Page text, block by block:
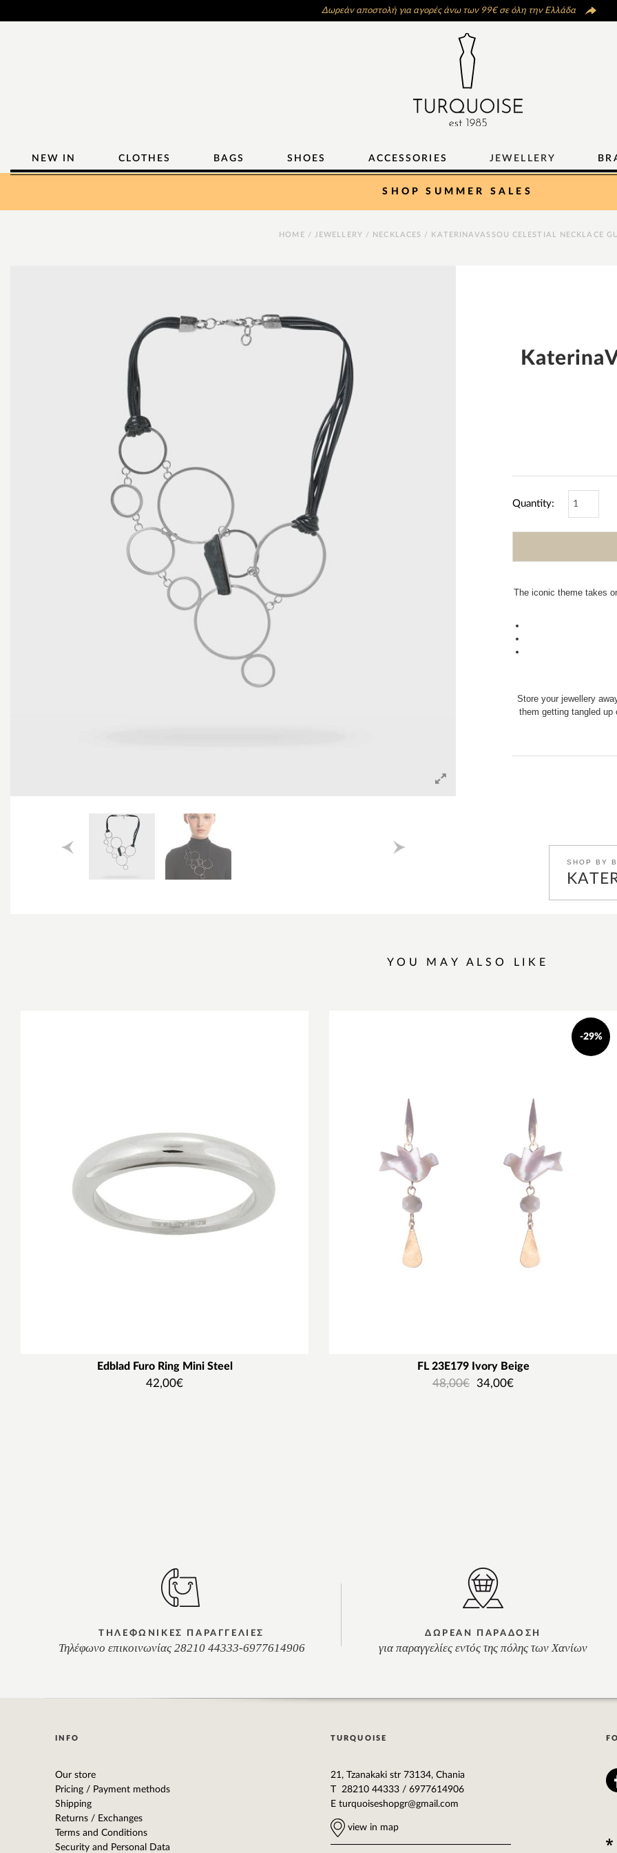
Δωρεάν αποστολή για αγορές άνω των 99€ σε όλη την Ελλάδα
NEW IN CLOTHES BAGS SHOES ACCESSORIES JEWELLERY
SHOP SUMMER SALES
HOME / JEWELLERY / NECKLACES / KATERINAVASSOU CELESTIAL NECKLACE
Quantity:
The iconic theme takes
Store your jewellery
them getting tangled
SHOP BY
YOU MAY ALSO LIKE
Edblad Furo Ring Mini Steel
42,00€
-29%
FL 23E179 Ιvory Beige
48,00€ 34,00€
ΤΗΛΕΦΩΝΙΚΕΣ ΠΑΡΑΓΓΕΛΙΕΣ
Τηλέφωνο επικοινωνίας 28210 44333-6977614906
ΔΩΡΕΑΝ ΠΑΡΑΔΟΣΗ
για παραγγελίες εντός της πόλης των Χανίων
INFO
Our store
Pricing / Payment methods
Shipping
Returns / Exchanges
Terms and Conditions
Security and Personal Data
TURQUOISE
21, Tzanakaki str 73134, Chania
T 28210 44333 / 6977614906
E turquoiseshopgr@gmail.com
view in map